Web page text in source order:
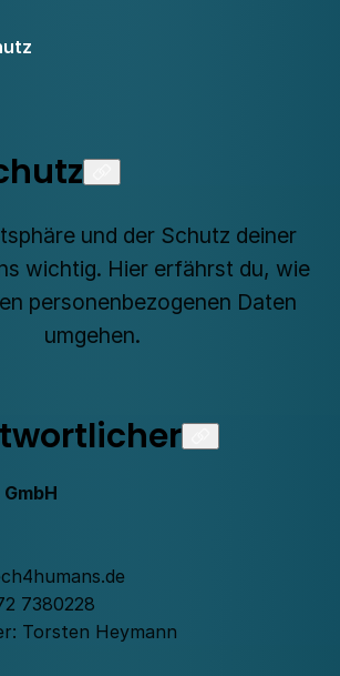
und der Schutz deiner
wichtig. Hier erfährst du, wie
personenbezogenen Daten
umgehen.
7380228
Torsten Heymann